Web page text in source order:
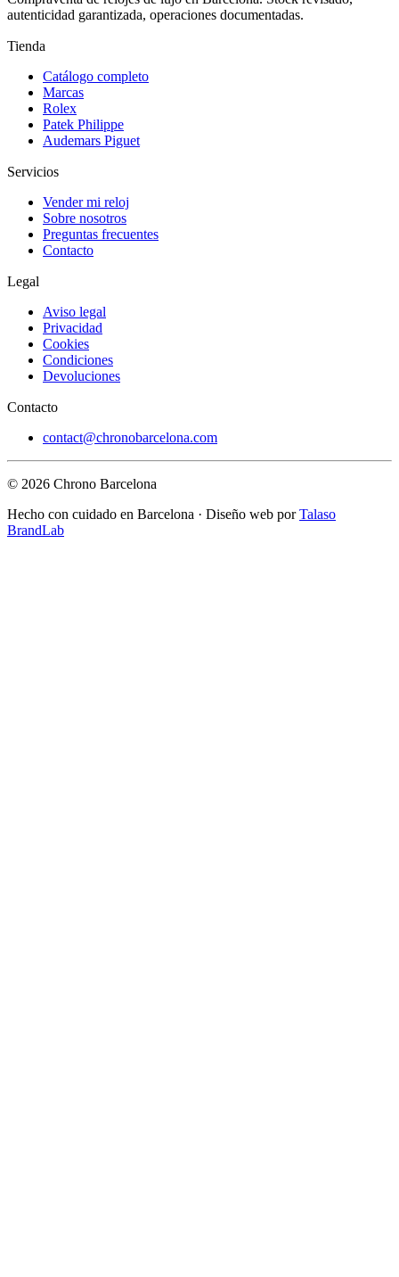
autenticidad garantizada, operaciones documentadas.
Tienda
Catálogo completo
Marcas
Rolex
Patek Philippe
Audemars Piguet
Servicios
Vender mi reloj
Sobre nosotros
Preguntas frecuentes
Contacto
Legal
Aviso legal
Privacidad
Cookies
Condiciones
Devoluciones
Contacto
contact@chronobarcelona.com
© 2026 Chrono Barcelona
Hecho con cuidado en Barcelona · Diseño web porTalaso
BrandLab